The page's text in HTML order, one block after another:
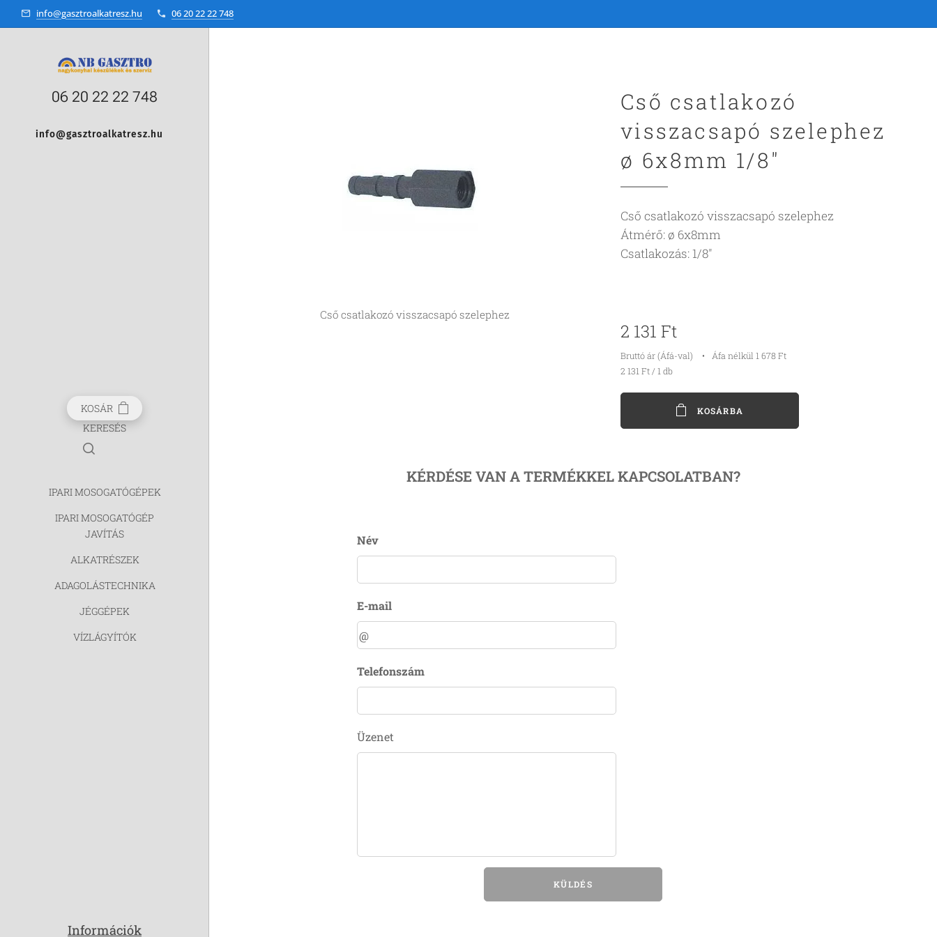
info@gasztroalkatresz.hu 06 20 22 22 748
06 20 22 22 748
info@gasztroalkatresz.hu
KOSÁR
KERESÉS
IPARI MOSOGATÓGÉPEK
IPARI MOSOGATÓGÉP
JAVÍTÁS
ALKATRÉSZEK
ADAGOLÁSTECHNIKA
JÉGGÉPEK
VÍZLÁGYÍTÓK
Cső csatlakozó
visszacsapó szelephez
ø 6x8mm 1/8"
Cső csatlakozó visszacsapó szelephez
Cső csatlakozó visszacsapó szelephez
Átmérő: ø 6x8mm
Csatlakozás: 1/8"
2 131 Ft
Bruttó ár (Áfá-val)
Áfa nélkül 1 678 Ft
2 131 Ft / 1 db
KOSÁRBA
KÉRDÉSE VAN A TERMÉKKEL KAPCSOLATBAN?
Név
E-mail
Telefonszám
Üzenet
KÜLDÉS
Információk